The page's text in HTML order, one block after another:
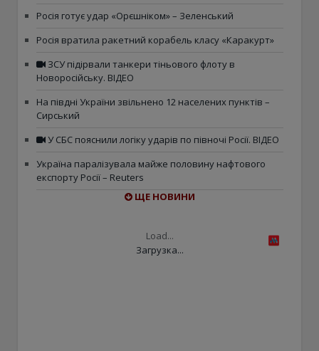
Росія готує удар «Орєшніком» – Зеленський
Росія вратила ракетний корабель класу «Каракурт»
ЗСУ підірвали танкери тіньового флоту в
Новоросійську. ВІДЕО
На півдні України звільнено 12 населених пунктів –
Сирський
У СБС пояснили логіку ударів по півночі Росії. ВІДЕО
Україна паралізувала майже половину нафтового
експорту Росії – Reuters
ЩЕ НОВИНИ
Load...
Загрузка...